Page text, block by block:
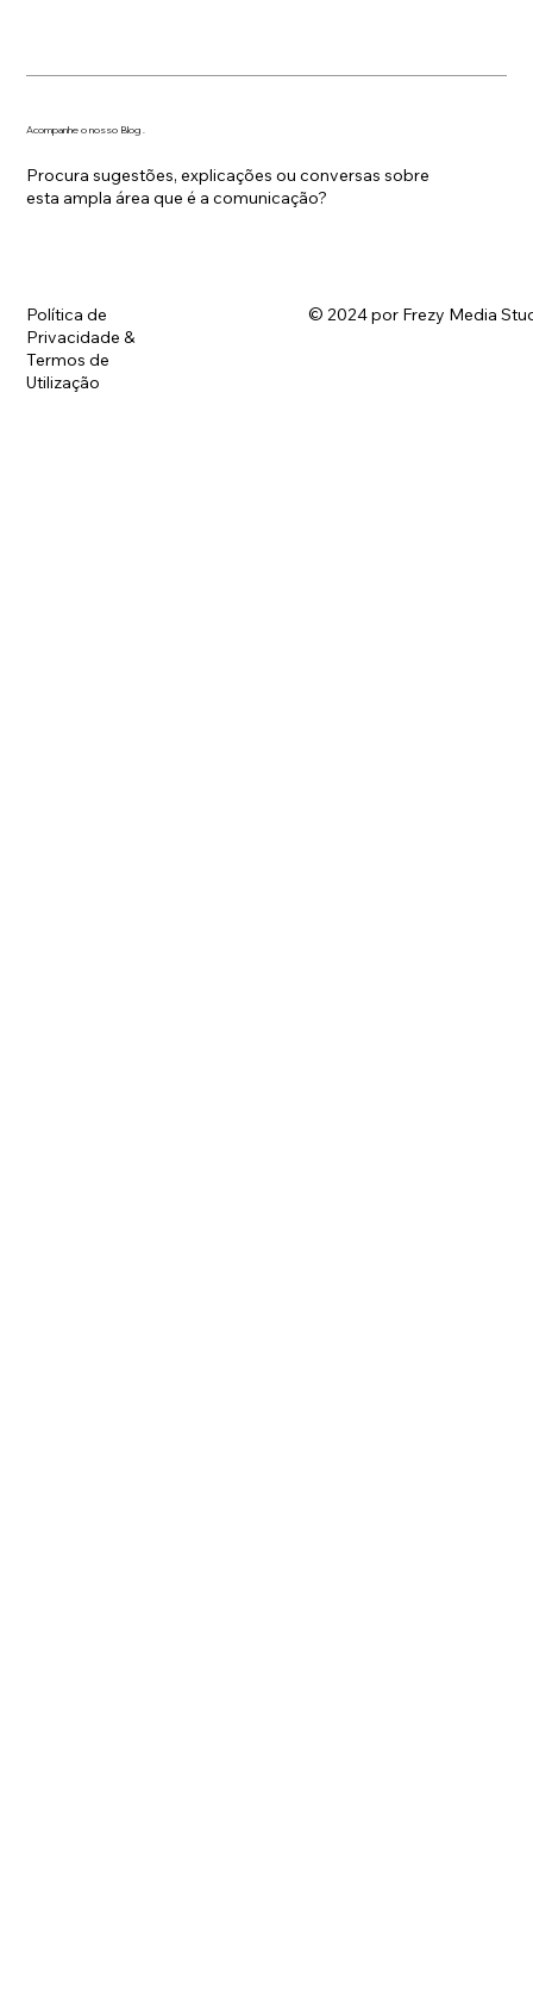
Acompanhe o nosso Blog .
Procura sugestões, explicações ou conversas sobre
esta ampla área que é a comunicação?
Política de
Privacidade &
Termos de
Utilização
© 2024 por Frezy Media